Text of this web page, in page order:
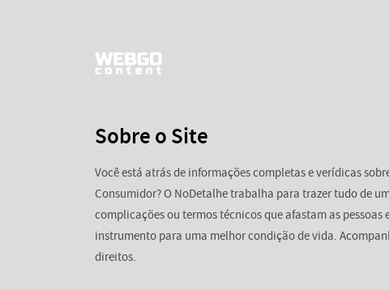
Sobre o Site
Você está atrás de informações completas e verídicas
Consumidor? O NoDetalhe trabalha para trazer tudo de
complicações ou termos técnicos que afastam as
instrumento para uma melhor condição de vida.
direitos.